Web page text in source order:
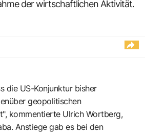
der wirtschaftlichen Aktivität.
die US-Konjunktur bisher
geopolitischen
kommentierte Ulrich Wortberg,
Anstiege gab es bei den